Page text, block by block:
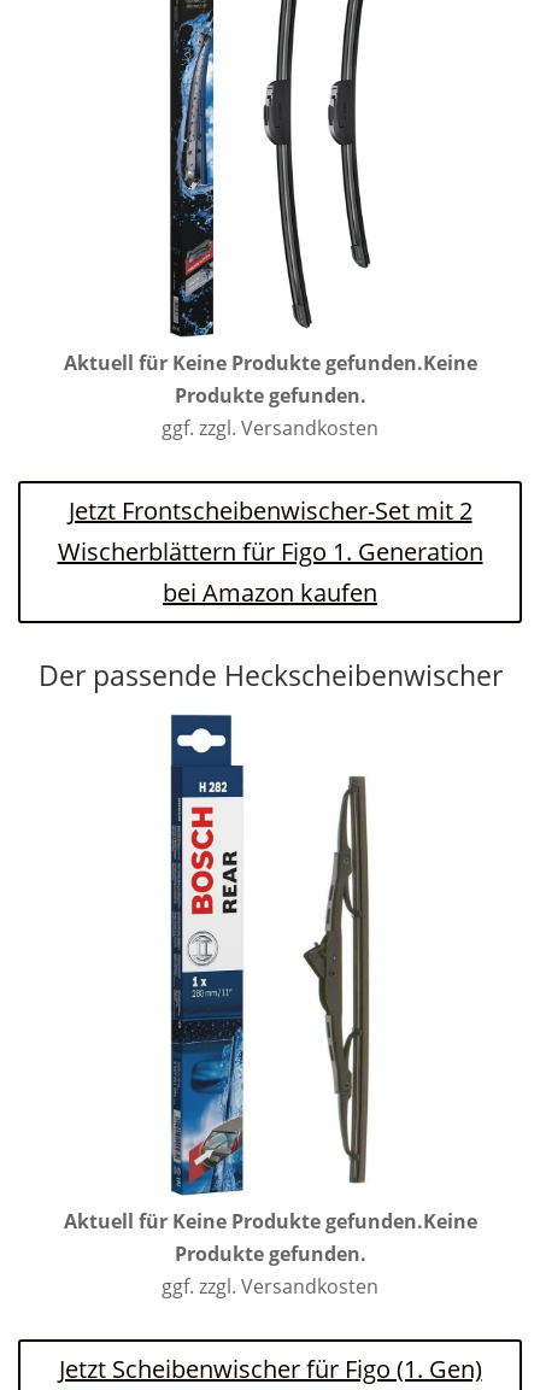
Aktuell für Keine Produkte gefunden.Keine
Produkte gefunden.
ggf. zzgl. Versandkosten
Jetzt Frontscheibenwischer-Set mit 2
Wischerblättern für Figo 1. Generation
bei Amazon kaufen
Der passende Heckscheibenwischer
Aktuell für Keine Produkte gefunden.Keine
Produkte gefunden.
ggf. zzgl. Versandkosten
Jetzt Scheibenwischer für Figo (1. Gen)